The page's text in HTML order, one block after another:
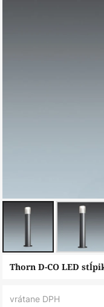
Preskočiť
Thorn D-CO LED
vrátane DPH